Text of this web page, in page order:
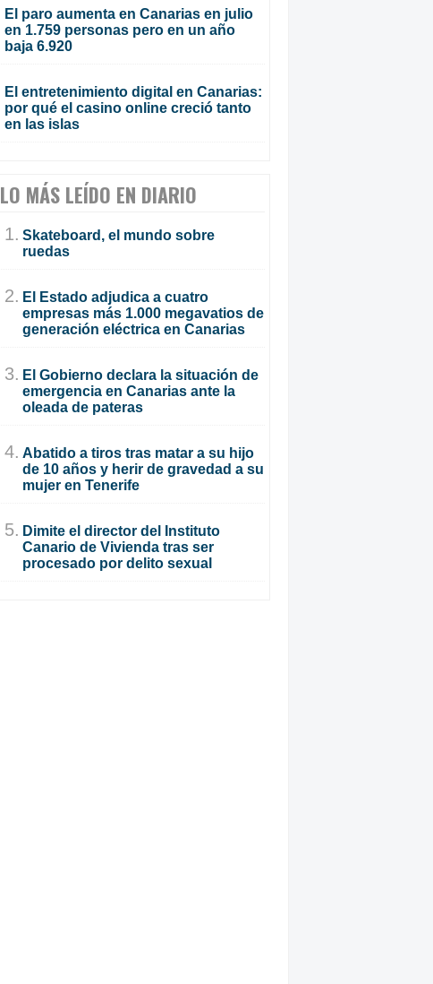
El paro aumenta en Canarias en julio
en 1.759 personas pero en un año
baja 6.920
El entretenimiento digital en Canarias:
por qué el casino online creció tanto
en las islas
LO MÁS LEÍDO EN DIARIO
1. Skateboard, el mundo sobre
ruedas
2. El Estado adjudica a cuatro
empresas más 1.000 megavatios de
generación eléctrica en Canarias
3. El Gobierno declara la situación de
emergencia en Canarias ante la
oleada de pateras
4. Abatido a tiros tras matar a su hijo
de 10 años y herir de gravedad a su
mujer en Tenerife
5. Dimite el director del Instituto
Canario de Vivienda tras ser
procesado por delito sexual